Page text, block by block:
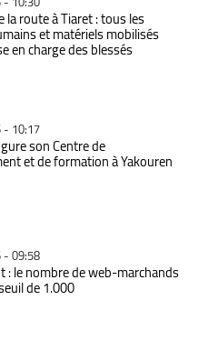
la route à Tiaret : tous les
et matériels mobilisés
en charge des blessés
10:17
son Centre de
et de formation à Yakouren
09:58
: le nombre de web-marchands
de 1.000